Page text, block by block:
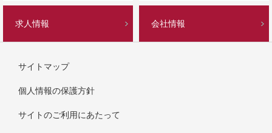
求人情報 会社情報
サイトマップ
個人情報の保護方針
サイトのご利用にあたって